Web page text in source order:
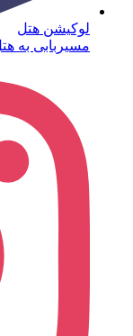
لوکیشن هتل
مسیربابی به هتل